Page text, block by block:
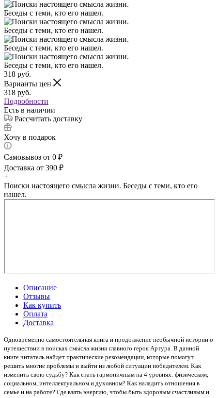
318 руб.
Варианты цен
318 руб.
Подробности
Есть в наличии
Рассчитать доставку
Хочу в подарок
Самовывоз от 0 ₽
Доставка от 390 ₽
+
Поиски настоящего смысла жизни. Беседы с теми, кто его
нашел.
Описание
Отзывы
Как купить
Оплата
Доставка
Одновременно самостоятельная книга и продолжение необычной истории о
путешествии в поисках смысла жизни главного героя Артура. В данной
книге читатель найдет практические рекомендации, которые помогут
решить многие проблемы и выйти из любой ситуации победителем. Как
изменить свою судьбу? Как стать гармоничным на 4 уровнях: физическом,
социальном, интеллектуальном и духовном? Как наладить отношения в
семье и на работе? Где взять энергию, чтобы быть здоровым счастливым и